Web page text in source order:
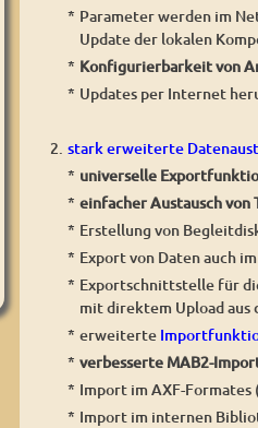
* Parameter werden im
Update der lokalen
* Konfigurierbarkeit von
* Updates per Internet
2. stark erweiterte
* universelle
* einfacher Austausch von
* Erstellung von
* Export von Daten auch
* Exportschnittstelle für
mit direktem Upload aus
* erweiterte
* verbesserte MAB2-
* Import im AXF-Formates
* Import im internen